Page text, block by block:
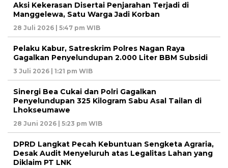
Aksi Kekerasan Disertai Penjarahan Terjadi di
Manggelewa, Satu Warga Jadi Korban
28 Juli 2026 | 5:47 pm WIB
Pelaku Kabur, Satreskrim Polres Nagan Raya
Gagalkan Penyelundupan 2.000 Liter BBM Subsidi
3 Juli 2026 | 1:21 pm WIB
Sinergi Bea Cukai dan Polri Gagalkan
Penyelundupan 325 Kilogram Sabu Asal Tailan di
Lhokseumawe
28 Juni 2026 | 5:23 pm WIB
DPRD Langkat Pecah Kebuntuan Sengketa Agraria,
Desak Audit Menyeluruh atas Legalitas Lahan yang
Diklaim PT LNK